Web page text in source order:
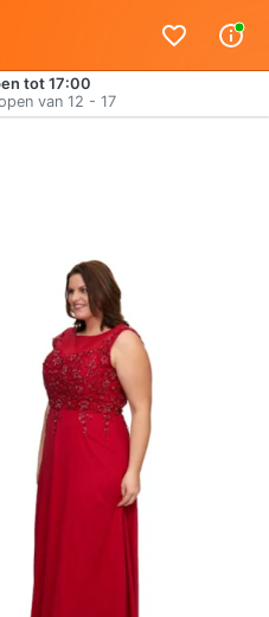
tot 17:00
van 12 - 17